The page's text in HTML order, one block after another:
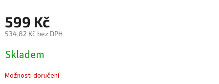
599 Kč
534,82 Kč bez DPH
cena:
Skladem
Možnosti doručení